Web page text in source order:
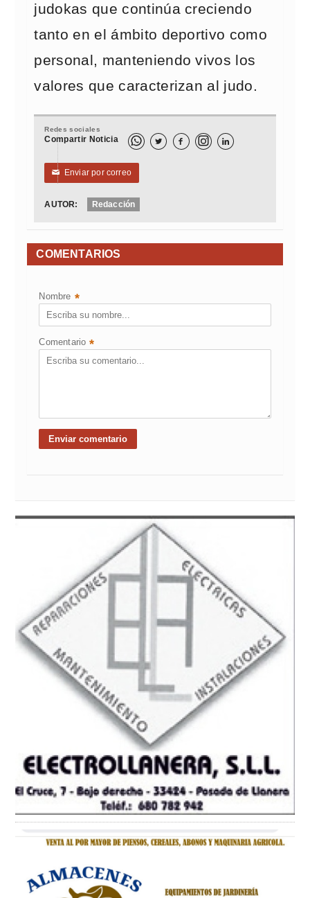
judokas que continúa creciendo
tanto en el ámbito deportivo como
personal, manteniendo vivos los
valores que caracterizan al judo.
Redes sociales
Compartir Noticia   
✉ Enviar por correo
AUTOR: Redacción
COMENTARIOS
Nombre *
Comentario *